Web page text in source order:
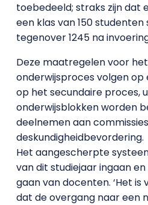
toebedeeld; straks zijn dat
een klas van 150 studenten
tegenover 1245 na
Deze maatregelen voor
onderwijsproces volgen op
op het secundaire proces,
onderwijsblokken worden
deelnemen aan
deskundigheidbevordering.
Het aangescherpte
van dit studiejaar ingaan
gaan van docenten. ‘Het
dat de overgang naar een